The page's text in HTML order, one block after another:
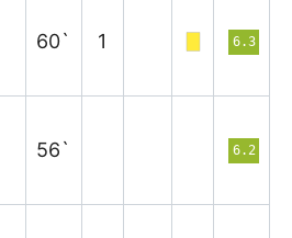
60` 1 6.3
56` 6.2